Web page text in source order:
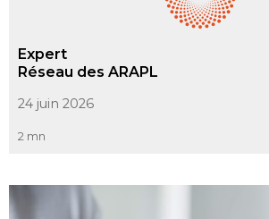
Expert
Réseau des ARAPL
24 juin 2026
2 mn